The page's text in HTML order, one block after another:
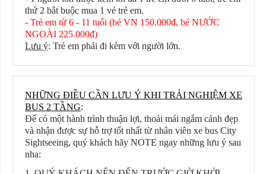
thứ 2 bắt buộc mua 1 vé trẻ em.
- Trẻ em từ 6 - 11 tuổi (bé VN 150.000đ, bé NƯỚC
NGOÀI 225.000đ)
Lưu ý: Trẻ em phải đi kèm với người lớn.
NHỮNG ĐIỀU CẦN LƯU Ý KHI TRẢI NGHIỆM XE
BUS 2 TẦNG:
Để có một hành trình thuận lợi, thoải mái ngắm cảnh đẹp
và nhận được sự hỗ trợ tốt nhất từ nhân viên xe bus City
Sightseeing, quý khách hãy NOTE ngay những lưu ý sau
nha: